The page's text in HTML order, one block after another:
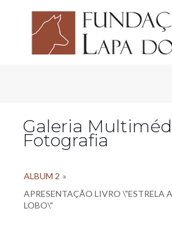
Galeria
Fotografia
ALBUM 2 »
APRESENTAÇÃO LIVRO \"ESTRELA
LOBO\"